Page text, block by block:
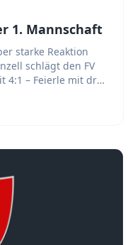
1. Mannschaft
starke Reaktion
schlägt den FV
4:1 – Feierle mit drei